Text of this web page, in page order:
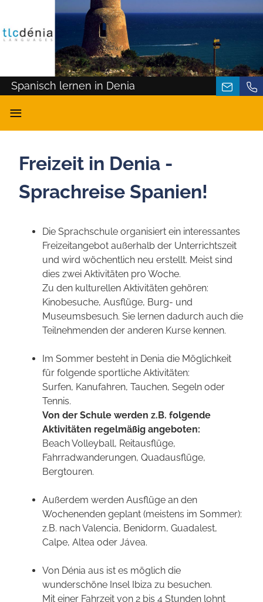
Spanisch lernen in Denia
≡
Freizeit in Denia -
Sprachreise Spanien!
Die Sprachschule organisiert ein interessantes
Freizeitangebot außerhalb der Unterrichtszeit
und wird wöchentlich neu erstellt. Meist sind
dies zwei Aktivitäten pro Woche.
Zu den kulturellen Aktivitäten gehören:
Kinobesuche, Ausflüge, Burg- und
Museumsbesuch. Sie lernen dadurch auch die
Teilnehmenden der anderen Kurse kennen.
Im Sommer besteht in Denia die Möglichkeit
für folgende sportliche Aktivitäten:
Surfen, Kanufahren, Tauchen, Segeln oder
Tennis.
Von der Schule werden z.B. folgende
Aktivitäten regelmäßig angeboten:
Beach Volleyball, Reitausflüge,
Fahrradwanderungen, Quadausflüge,
Bergtouren.
Außerdem werden Ausflüge an den
Wochenenden geplant (meistens im Sommer):
z.B. nach Valencia, Benidorm, Guadalest,
Calpe, Altea oder Jávea.
Von Dénia aus ist es möglich die
wunderschöne Insel Ibiza zu besuchen.
Mit einer Fahrzeit von 2 bis 4 Stunden lohnt